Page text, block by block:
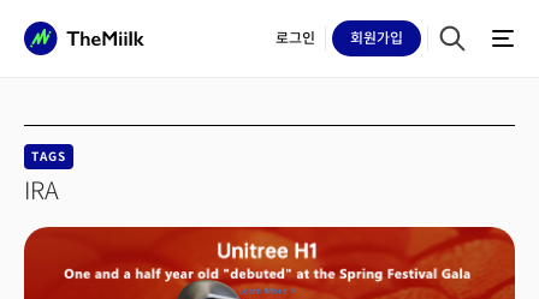
로그인 회원가입
TAGS
IRA